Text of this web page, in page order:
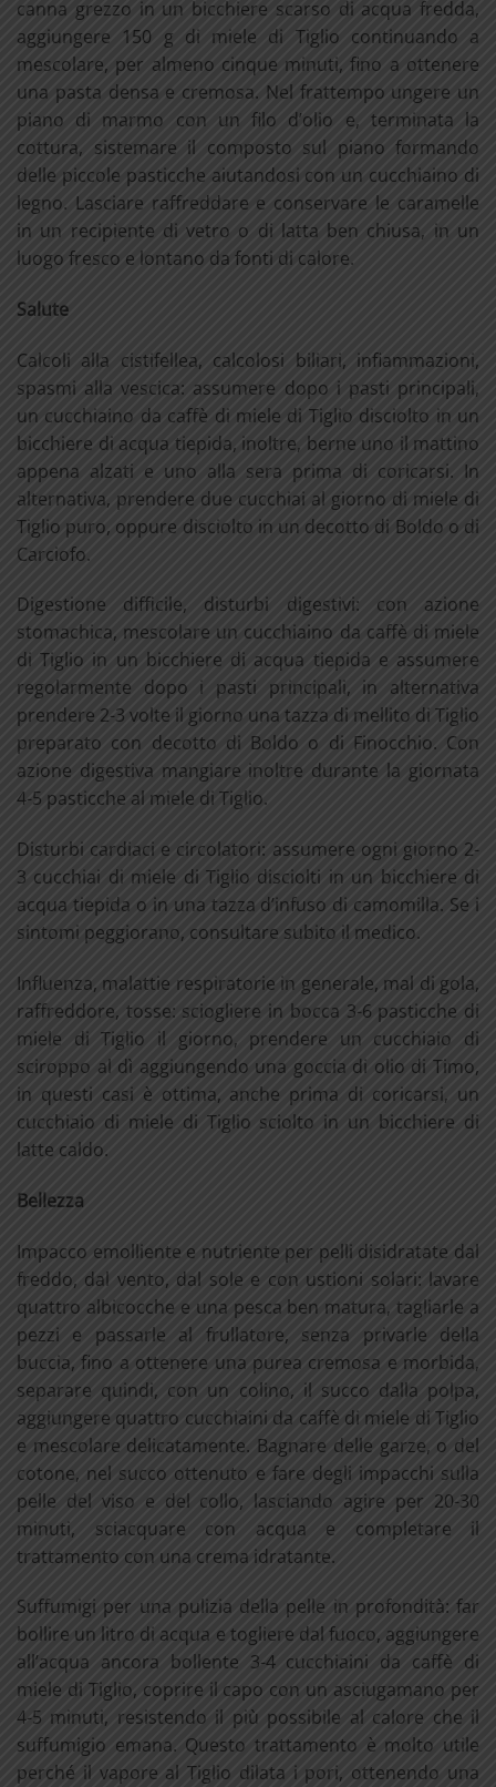
canna grezzo in un bicchiere scarso di acqua fredda,
aggiungere 150 g di miele di Tiglio continuando a
mescolare, per almeno cinque minuti, fino a ottenere
una pasta densa e cremosa. Nel frattempo ungere un
piano di marmo con un filo d’olio e, terminata la
cottura, sistemare il composto sul piano formando
delle piccole pasticche aiutandosi con un cucchiaino di
legno. Lasciare raffreddare e conservare le caramelle
in un recipiente di vetro o di latta ben chiusa, in un
luogo fresco e lontano da fonti di calore.
Salute
Calcoli alla cistifellea, calcolosi biliari, infiammazioni,
spasmi alla vescica: assumere dopo i pasti principali,
un cucchiaino da caffè di miele di Tiglio disciolto in un
bicchiere di acqua tiepida, inoltre, berne uno il mattino
appena alzati e uno alla sera prima di coricarsi. In
alternativa, prendere due cucchiai al giorno di miele di
Tiglio puro, oppure disciolto in un decotto di Boldo o di
Carciofo.
Digestione difficile, disturbi digestivi: con azione
stomachica, mescolare un cucchiaino da caffè di miele
di Tiglio in un bicchiere di acqua tiepida e assumere
regolarmente dopo i pasti principali, in alternativa
prendere 2-3 volte il giorno una tazza di mellito di Tiglio
preparato con decotto di Boldo o di Finocchio. Con
azione digestiva mangiare inoltre durante la giornata
4-5 pasticche al miele di Tiglio.
Disturbi cardiaci e circolatori: assumere ogni giorno 2-
3 cucchiai di miele di Tiglio disciolti in un bicchiere di
acqua tiepida o in una tazza d’infuso di camomilla. Se i
sintomi peggiorano, consultare subito il medico.
Influenza, malattie respiratorie in generale, mal di gola,
raffreddore, tosse: sciogliere in bocca 3-6 pasticche di
miele di Tiglio il giorno, prendere un cucchiaio di
sciroppo al dì aggiungendo una goccia di olio di Timo,
in questi casi è ottima, anche prima di coricarsi, un
cucchiaio di miele di Tiglio sciolto in un bicchiere di
latte caldo.
Bellezza
Impacco emolliente e nutriente per pelli disidratate dal
freddo, dal vento, dal sole e con ustioni solari: lavare
quattro albicocche e una pesca ben matura, tagliarle a
pezzi e passarle al frullatore, senza privarle della
buccia, fino a ottenere una purea cremosa e morbida,
separare quindi, con un colino, il succo dalla polpa,
aggiungere quattro cucchiaini da caffè di miele di Tiglio
e mescolare delicatamente. Bagnare delle garze, o del
cotone, nel succo ottenuto e fare degli impacchi sulla
pelle del viso e del collo, lasciando agire per 20-30
minuti, sciacquare con acqua e completare il
trattamento con una crema idratante.
Suffumigi per una pulizia della pelle in profondità: far
bollire un litro di acqua e togliere dal fuoco, aggiungere
all’acqua ancora bollente 3-4 cucchiaini da caffè di
miele di Tiglio, coprire il capo con un asciugamano per
4-5 minuti, resistendo il più possibile al calore che il
suffumigio emana. Questo trattamento è molto utile
perché il vapore al Tiglio dilata i pori, ottenendo una